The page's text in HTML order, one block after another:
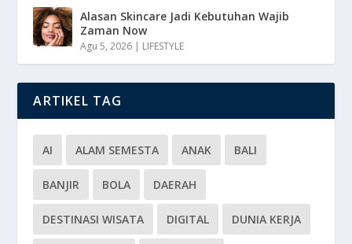
Alasan Skincare Jadi Kebutuhan Wajib
Zaman Now
Agu 5, 2026 | LIFESTYLE
ARTIKEL TAG
AI ALAM SEMESTA ANAK BALI
BANJIR BOLA DAERAH
DESTINASI WISATA DIGITAL DUNIA KERJA